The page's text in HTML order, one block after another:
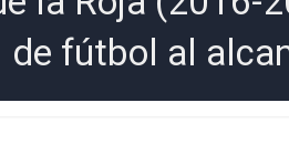
de fútbol al